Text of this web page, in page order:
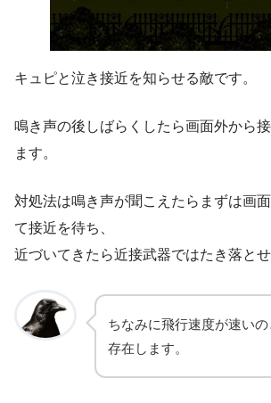
キュピと泣き接近を知らせる敵です。
鳴き声の後しばらくしたら画面外から
ます。
対処法は鳴き声が聞こえたらまずは画
て接近を待ち、
近づいてきたら近接武器ではたき落とせ
ちなみに飛行速度が速い
存在します。